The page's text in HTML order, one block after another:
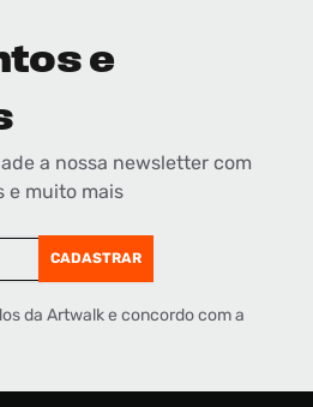
e
a nossa newsletter com
e muito mais
CADASTRAR
da Artwalk e concordo com a